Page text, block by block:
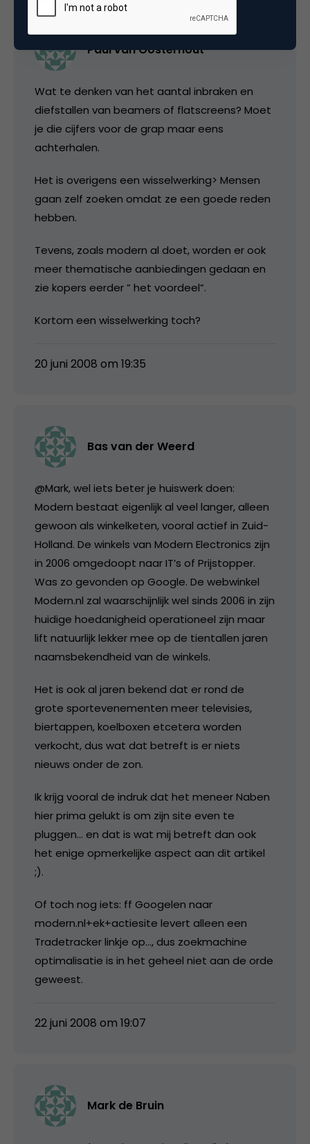
Paul van Oosterhout
Wat te denken van het aantal inbraken en
diefstallen van beamers of flatscreens? Moet
je die cijfers voor de grap maar eens
achterhalen.
Het is overigens een wisselwerking> Mensen
gaan zelf zoeken omdat ze een goede reden
hebben.
Tevens, zoals modern al doet, worden er ook
meer thematische aanbiedingen gedaan en
zie kopers eerder ” het voordeel”.
Kortom een wisselwerking toch?
20 juni 2008 om 19:35
Bas van der Weerd
@Mark, wel iets beter je huiswerk doen:
Modern bestaat eigenlijk al veel langer, alleen
gewoon als winkelketen, vooral actief in Zuid-
Holland. De winkels van Modern Electronics zijn
in 2006 omgedoopt naar IT’s of Prijstopper.
Was zo gevonden op Google. De webwinkel
Modern.nl zal waarschijnlijk wel sinds 2006 in zijn
huidige hoedanigheid operationeel zijn maar
lift natuurlijk lekker mee op de tientallen jaren
naamsbekendheid van de winkels.
Het is ook al jaren bekend dat er rond de
grote sportevenementen meer televisies,
biertappen, koelboxen etcetera worden
verkocht, dus wat dat betreft is er niets
nieuws onder de zon.
Ik krijg vooral de indruk dat het meneer Naben
hier prima gelukt is om zijn site even te
pluggen… en dat is wat mij betreft dan ook
het enige opmerkelijke aspect aan dit artikel
;).
Of toch nog iets: ff Googelen naar
modern.nl+ek+actiesite levert alleen een
Tradetracker linkje op…, dus zoekmachine
optimalisatie is in het geheel niet aan de orde
geweest.
22 juni 2008 om 19:07
Mark de Bruin